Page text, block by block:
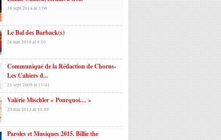
16 sept 2014 at 3:00
Le Bal des Barback(s)
26 mar 2018 at 8:01
Communiqué de la Rédaction de Chorus-
Les Cahiers d...
21 sept 2009 at 11:41
Valérie Mischler « Pourquoi… »
20 mai 2013 at 10:49
Paroles et Musiques 2015. Billie the